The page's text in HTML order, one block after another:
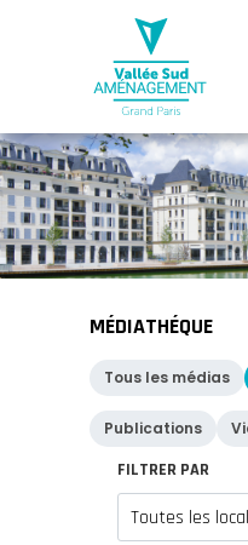
MÉDIATHÉQUE
Tous les médias
Publications
FILTRER PAR